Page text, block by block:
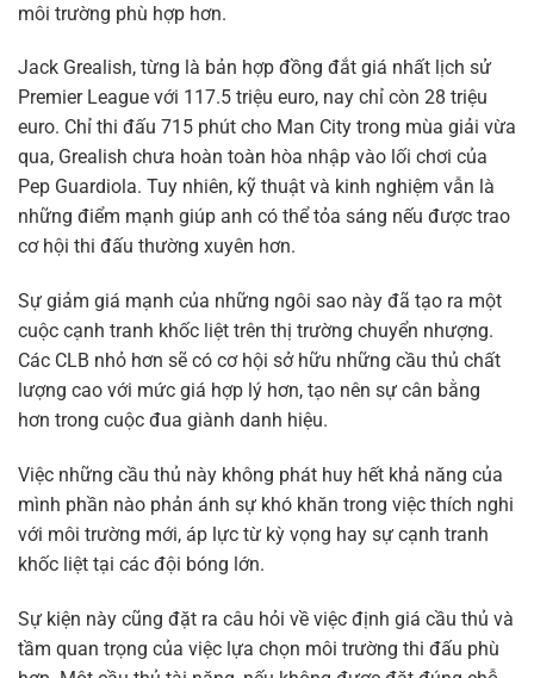
môi trường phù hợp hơn.
Jack Grealish, từng là bản hợp đồng đắt giá nhất lịch sử
Premier League với 117.5 triệu euro, nay chỉ còn 28 triệu
euro. Chỉ thi đấu 715 phút cho Man City trong mùa giải vừa
qua, Grealish chưa hoàn toàn hòa nhập vào lối chơi của
Pep Guardiola. Tuy nhiên, kỹ thuật và kinh nghiệm vẫn là
những điểm mạnh giúp anh có thể tỏa sáng nếu được trao
cơ hội thi đấu thường xuyên hơn.
Sự giảm giá mạnh của những ngôi sao này đã tạo ra một
cuộc cạnh tranh khốc liệt trên thị trường chuyển nhượng.
Các CLB nhỏ hơn sẽ có cơ hội sở hữu những cầu thủ chất
lượng cao với mức giá hợp lý hơn, tạo nên sự cân bằng
hơn trong cuộc đua giành danh hiệu.
Việc những cầu thủ này không phát huy hết khả năng của
mình phần nào phản ánh sự khó khăn trong việc thích nghi
với môi trường mới, áp lực từ kỳ vọng hay sự cạnh tranh
khốc liệt tại các đội bóng lớn.
Sự kiện này cũng đặt ra câu hỏi về việc định giá cầu thủ và
tầm quan trọng của việc lựa chọn môi trường thi đấu phù